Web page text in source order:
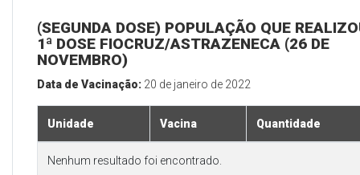
(SEGUNDA DOSE) POPULAÇÃO QUE
1ª DOSE FIOCRUZ/ASTRAZENECA (26 DE
NOVEMBRO)
Data de Vacinação: 20 de janeiro de 2022
Unidade Vacina Quantidade
Nenhum resultado foi encontrado.